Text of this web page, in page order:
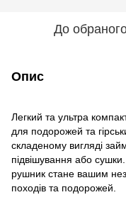
До
Опис
Легкий та ультра
для подорожей та
складеному вигляді
підвішування або
рушник стане вашим
походів та подорожей.